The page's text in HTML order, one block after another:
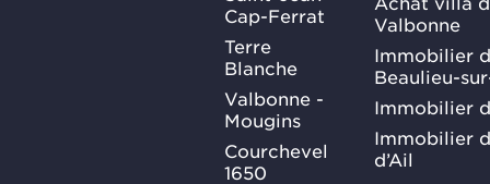
Cap-Ferrat
Terre
Blanche
Valbonne -
Mougins
Courchevel
1650
Valbonne
Immobilier
Beaulieu-
Immobilier
Immobilier
d’Ail